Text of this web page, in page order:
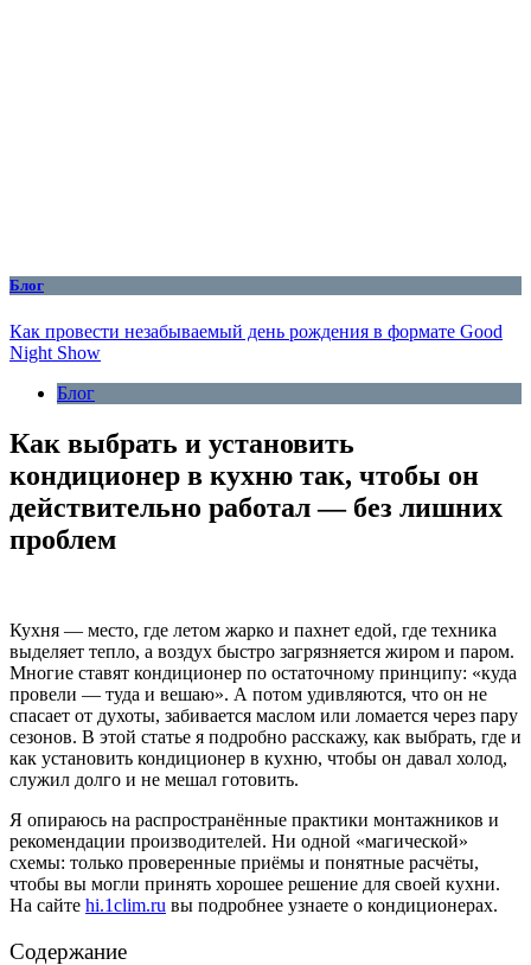
Блог
Как провести незабываемый день рождения в формате Good
Night Show
Блог
Как выбрать и установить
кондиционер в кухню так, чтобы он
действительно работал — без лишних
проблем
Кухня — место, где летом жарко и пахнет едой, где техника
выделяет тепло, а воздух быстро загрязняется жиром и паром.
Многие ставят кондиционер по остаточному принципу: «куда
провели — туда и вешаю». А потом удивляются, что он не
спасает от духоты, забивается маслом или ломается через пару
сезонов. В этой статье я подробно расскажу, как выбрать, где и
как установить кондиционер в кухню, чтобы он давал холод,
служил долго и не мешал готовить.
Я опираюсь на распространённые практики монтажников и
рекомендации производителей. Ни одной «магической»
схемы: только проверенные приёмы и понятные расчёты,
чтобы вы могли принять хорошее решение для своей кухни.
На сайте hi.1clim.ru вы подробнее узнаете о кондиционерах.
Содержание